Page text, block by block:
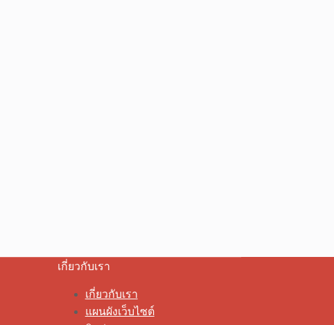
เกี่ยวกับเรา
เกี่ยวกับเรา
แผนผังเว็บไซต์